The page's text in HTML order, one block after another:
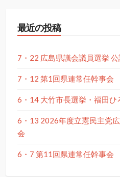
最近の投稿
7・22 広島県議会議員選挙
7・12 第1回県連常任幹事会
6・14 大竹市長選挙・福田ひ
6・13 2026年度立憲民主党
会
6・7 第11回県連常任幹事会